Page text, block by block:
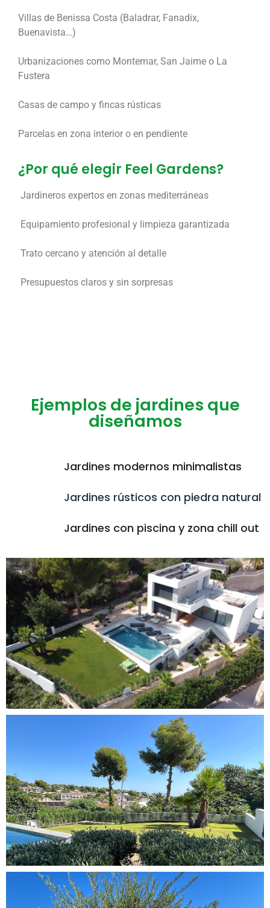
Villas de Benissa Costa (Baladrar, Fanadix,
Buenavista…)
Urbanizaciones como Montemar, San Jaime o La
Fustera
Casas de campo y fincas rústicas
Parcelas en zona interior o en pendiente
¿Por qué elegir Feel Gardens?
Jardineros expertos en zonas mediterráneas
Equipamiento profesional y limpieza garantizada
Trato cercano y atención al detalle
Presupuestos claros y sin sorpresas
Ejemplos de jardines que
diseñamos
Jardines modernos minimalistas
Jardines rústicos con piedra natural
Jardines con piscina y zona chill out